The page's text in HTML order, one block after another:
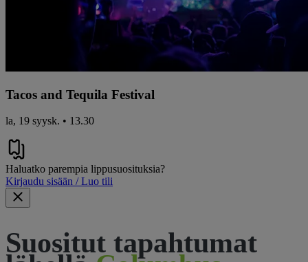
Tacos and Tequila Festival
la, 19 syysk. • 13.30
Haluatko parempia lippusuosituksia?
Kirjaudu sisään / Luo tili
Suositut tapahtumat